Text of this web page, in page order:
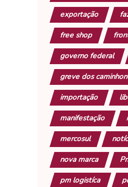
exportação
free shop
governo federal
greve dos
importação
manifestação
mercosul
nova marca
pm logistíca